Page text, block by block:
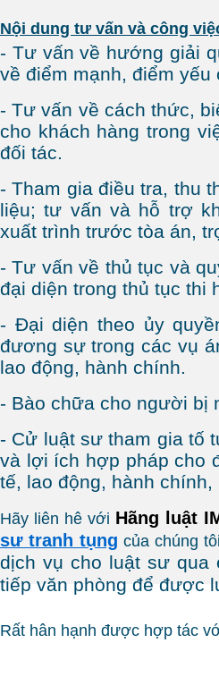
Nội dung tư vấn và công
- Tư vấn về hướng giải
về điểm mạnh, điểm
- Tư vấn về cách thức,
cho khách hàng trong
đối tác.
- Tham gia điều tra, thu
liệu; tư vấn và hỗ trợ
xuất trình trước tòa án,
- Tư vấn về thủ tục và
đại diện trong thủ tục thi
- Đại diện theo ủy
đương sự trong các vụ
lao động, hành chính.
- Bào chữa cho người bị
- Cử luật sư tham gia tố
và lợi ích hợp pháp cho
tế, lao động, hành
Hãy liên hê với Hãng luật
sư tranh tụng của chúng
dịch vụ cho luật sư qua
tiếp văn phòng để được
Rất hân hạnh được hợp tác